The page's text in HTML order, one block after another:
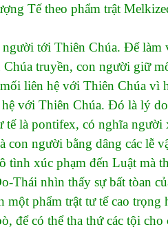
Tế theo phẩm trật
tới Thiên Chúa. Để làm
truyền, con người giữ
liên hệ với Thiên Chúa vì
với Thiên Chúa. Đó là lý
là pontifex, có nghĩa người
con người bằng dâng các lễ
tình xúc phạm đến Luật mà
Thái nhìn thấy sự bất tòan
phẩm trật tư tế cao trọng
để có thể tha thứ các tội